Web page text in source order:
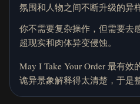
氛围和人物之间不断升级的异
你不需要复杂操作，但需要去
超现实和肉体异变侵蚀。
May I Take Your Order 最有
诡异景象解释得太清楚，于是